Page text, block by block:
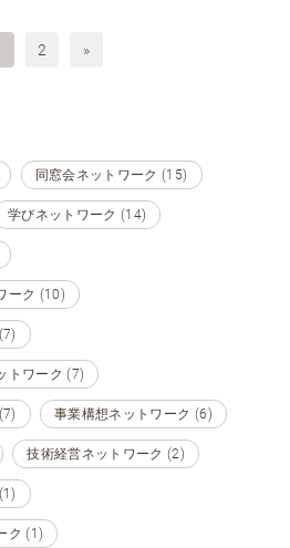
2 »
同窓会ネットワーク (15)
学びネットワーク (14)
ーク (10)
トワーク (7)
事業構想ネットワーク (6)
技術経営ネットワーク (2)
ク (1)